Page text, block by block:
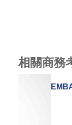
相關商務